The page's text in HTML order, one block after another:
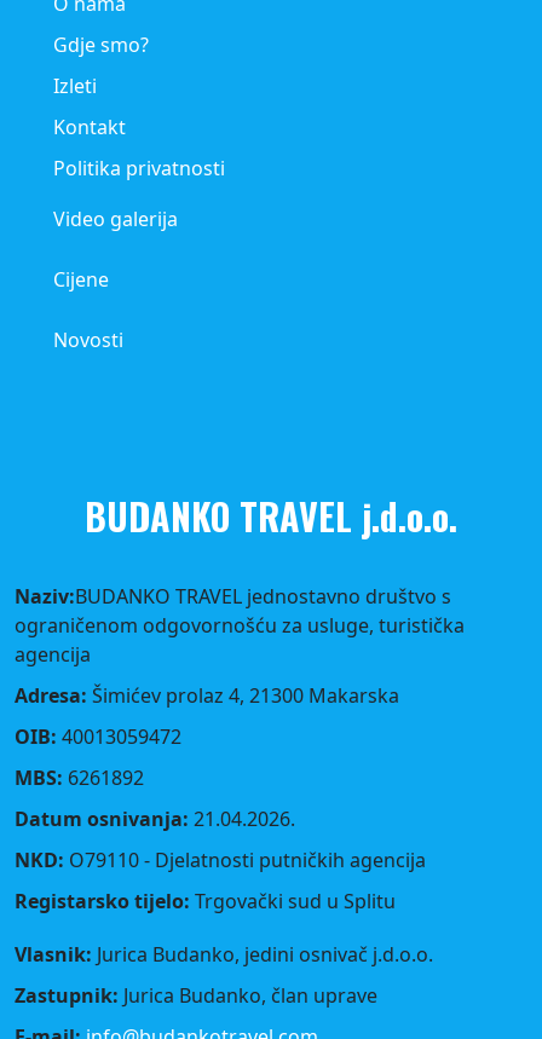
Gdje smo?
Izleti
Kontakt
Politika privatnosti
Video galerija
Cijene
Novosti
BUDANKO TRAVEL j.d.o.o.
Naziv:BUDANKO TRAVEL jednostavno društvo s
ograničenom odgovornošću za usluge, turistička
agencija
Adresa: Šimićev prolaz 4, 21300 Makarska
OIB: 40013059472
MBS: 6261892
Datum osnivanja: 21.04.2026.
NKD: O79110 - Djelatnosti putničkih agencija
Registarsko tijelo: Trgovački sud u Splitu
Vlasnik: Jurica Budanko, jedini osnivač j.d.o.o.
Zastupnik: Jurica Budanko, član uprave